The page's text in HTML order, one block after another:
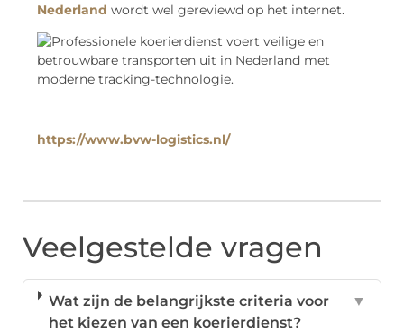
Nederland wordt wel gereviewd op het internet.
https://www.bvw-logistics.nl/
Veelgestelde vragen
Wat zijn de belangrijkste criteria voor
het kiezen van een koerierdienst?
▼